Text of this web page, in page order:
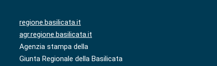
regione.basilicata.it
agr.regione.basilicata.it
Agenzia stampa della
Giunta Regionale della Basilicata